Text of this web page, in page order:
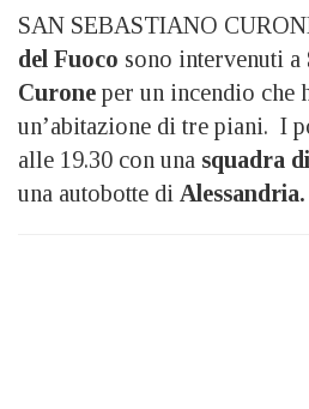
SAN SEBASTIANO
del Fuoco sono intervenuti a
Curone per un incendio che
un’abitazione di tre piani. I
alle 19.30 con una squadra
una autobotte di Alessandria.